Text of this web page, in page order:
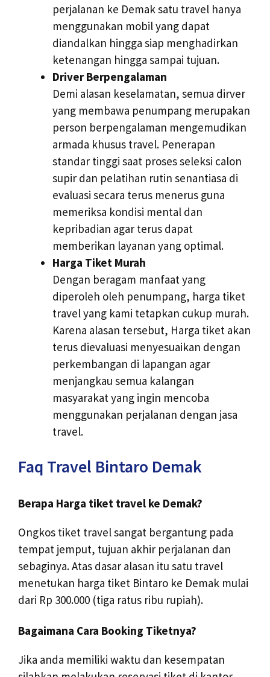
perjalanan ke Demak satu travel hanya
menggunakan mobil yang dapat
diandalkan hingga siap menghadirkan
ketenangan hingga sampai tujuan.
Driver Berpengalaman
Demi alasan keselamatan, semua dirver
yang membawa penumpang merupakan
person berpengalaman mengemudikan
armada khusus travel. Penerapan
standar tinggi saat proses seleksi calon
supir dan pelatihan rutin senantiasa di
evaluasi secara terus menerus guna
memeriksa kondisi mental dan
kepribadian agar terus dapat
memberikan layanan yang optimal.
Harga Tiket Murah
Dengan beragam manfaat yang
diperoleh oleh penumpang, harga tiket
travel yang kami tetapkan cukup murah.
Karena alasan tersebut, Harga tiket akan
terus dievaluasi menyesuaikan dengan
perkembangan di lapangan agar
menjangkau semua kalangan
masyarakat yang ingin mencoba
menggunakan perjalanan dengan jasa
travel.
Faq Travel Bintaro Demak
Berapa Harga tiket travel ke Demak?
Ongkos tiket travel sangat bergantung pada
tempat jemput, tujuan akhir perjalanan dan
sebaginya. Atas dasar alasan itu satu travel
menetukan harga tiket Bintaro ke Demak mulai
dari Rp 300.000 (tiga ratus ribu rupiah).
Bagaimana Cara Booking Tiketnya?
Jika anda memiliki waktu dan kesempatan